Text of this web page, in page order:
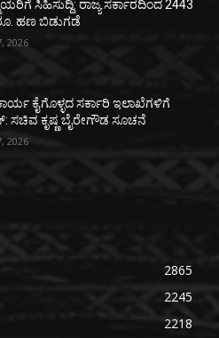
ಸಿಹಿಸುದ್ದಿ: ರಾಜ್ಯ ಸರ್ಕಾರದಿಂದ 2443
ಹಣ ಬಿಡುಗಡೆ
2026
ಕಾರ್ಯ ಕೈಗೊಳ್ಳದ ಸರ್ಕಾರಿ ಇಲಾಖೆಗಳಿಗೆ
ಕೃಷ್ಣ ಬೈರೇಗೌಡ ಸೂಚನೆ
2026
2865
2245
2218